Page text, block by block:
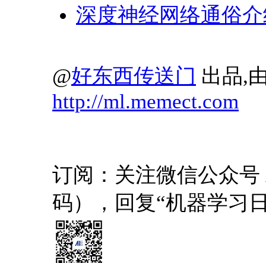
深度神经网络通俗
@好东西传送门 出品,
http://ml.memect.com
订阅：关注微信公众
码），回复“机器学习